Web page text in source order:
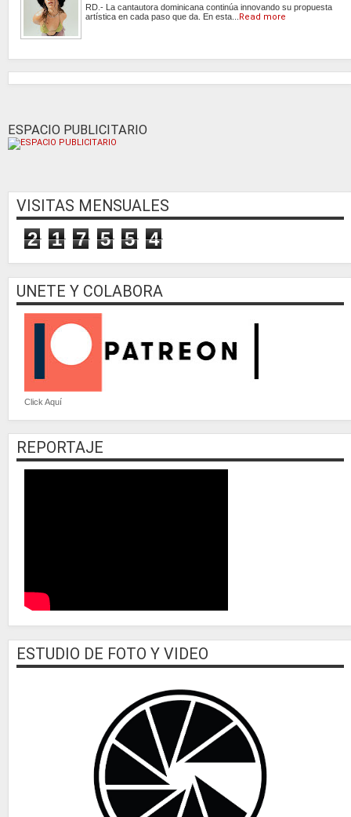
RD.- La cantautora dominicana continúa innovando su propuesta
artística en cada paso que da. En esta...
Read more
ESPACIO PUBLICITARIO
VISITAS MENSUALES
2 1 7 5 5 4
UNETE Y COLABORA
Click Aquí
REPORTAJE
ESTUDIO DE FOTO Y VIDEO